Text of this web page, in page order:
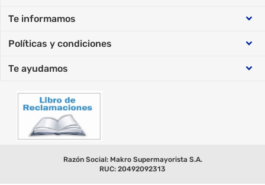
Sobre Makro
Trabaja con nosotros
Te informamos
Cyber Days
Cyber Wow
Políticas y condiciones
Política de datos personales
Condiciones y promociones
Términos y condiciones
Te ayudamos
Facturación Electrónica
Razón Social: Makro Supermayorista S.A.
RUC: 20492092313